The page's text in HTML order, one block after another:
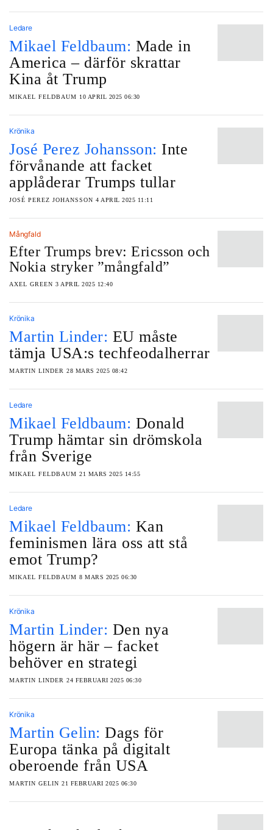
Ledare
Mikael Feldbaum: Made in
America – därför skrattar
Kina åt Trump
MIKAEL FELDBAUM 10 APRIL 2025 06:30
Krönika
José Perez Johansson: Inte
förvånande att facket
applåderar Trumps tullar
JOSÉ PEREZ JOHANSSON 4 APRIL 2025 11:11
Mångfald
Efter Trumps brev: Ericsson och
Nokia stryker ”mångfald”
AXEL GREEN 3 APRIL 2025 12:40
Krönika
Martin Linder: EU måste
tämja USA:s techfeodalherrar
MARTIN LINDER 28 MARS 2025 08:42
Ledare
Mikael Feldbaum: Donald
Trump hämtar sin drömskola
från Sverige
MIKAEL FELDBAUM 21 MARS 2025 14:55
Ledare
Mikael Feldbaum: Kan
feminismen lära oss att stå
emot Trump?
MIKAEL FELDBAUM 8 MARS 2025 06:30
Krönika
Martin Linder: Den nya
högern är här – facket
behöver en strategi
MARTIN LINDER 24 FEBRUARI 2025 06:30
Krönika
Martin Gelin: Dags för
Europa tänka på digitalt
oberoende från USA
MARTIN GELIN 21 FEBRUARI 2025 06:30